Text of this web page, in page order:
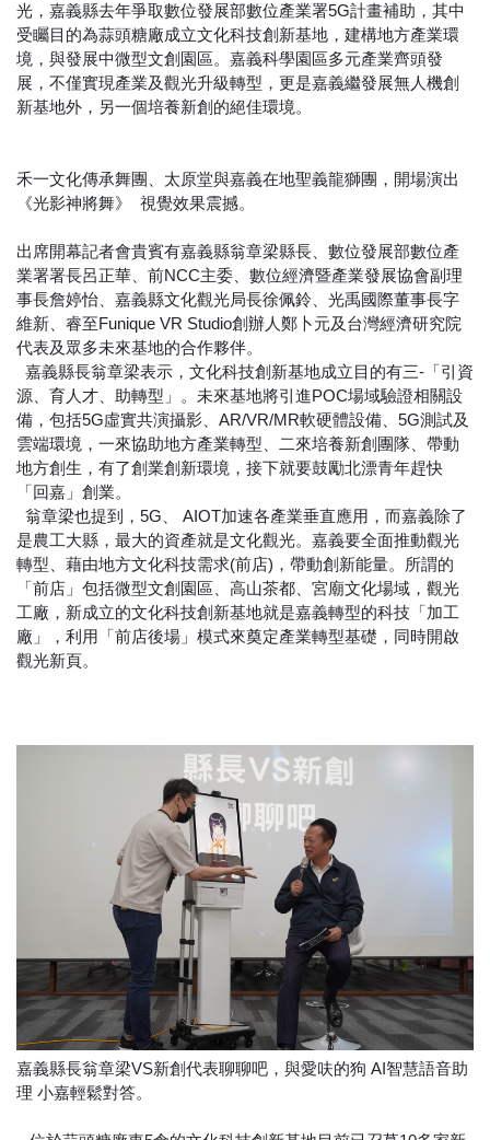
光，嘉義縣去年爭取數位發展部數位產業署5G計畫補助，其中
受矚目的為蒜頭糖廠成立文化科技創新基地，建構地方產業環
境，與發展中微型文創園區。嘉義科學園區多元產業齊頭發
展，不僅實現產業及觀光升級轉型，更是嘉義繼發展無人機創
新基地外，另一個培養新創的絕佳環境。
禾一文化傳承舞團、太原堂與嘉義在地聖義龍獅團，開場演出
《光影神將舞》 視覺效果震撼。
出席開幕記者會貴賓有嘉義縣翁章梁縣長、數位發展部數位產
業署署長呂正華、前NCC主委、數位經濟暨產業發展協會副理
事長詹婷怡、嘉義縣文化觀光局長徐佩鈴、光禹國際董事長字
維新、睿至Funique VR Studio創辦人鄭卜元及台灣經濟研究院
代表及眾多未來基地的合作夥伴。
嘉義縣長翁章梁表示，文化科技創新基地成立目的有三-「引資
源、育人才、助轉型」。未來基地將引進POC場域驗證相關設
備，包括5G虛實共演攝影、AR/VR/MR軟硬體設備、5G測試及
雲端環境，一來協助地方產業轉型、二來培養新創團隊、帶動
地方創生，有了創業創新環境，接下就要鼓勵北漂青年趕快
「回嘉」創業。
翁章梁也提到，5G、 AIOT加速各產業垂直應用，而嘉義除了
是農工大縣，最大的資產就是文化觀光。嘉義要全面推動觀光
轉型、藉由地方文化科技需求(前店)，帶動創新能量。所謂的
「前店」包括微型文創園區、高山茶都、宮廟文化場域，觀光
工廠，新成立的文化科技創新基地就是嘉義轉型的科技「加工
廠」，利用「前店後場」模式來奠定產業轉型基礎，同時開啟
觀光新頁。
嘉義縣長翁章梁VS新創代表聊聊吧，與愛呋的狗 AI智慧語音助
理 小嘉輕鬆對答。